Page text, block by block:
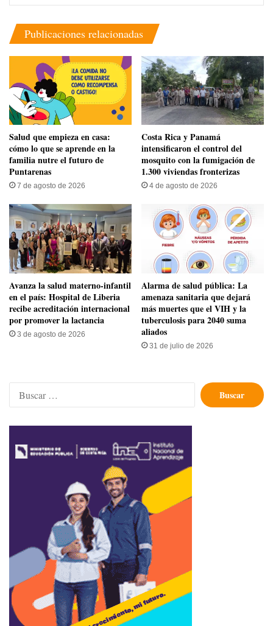
Publicaciones relacionadas
Salud que empieza en casa:
cómo lo que se aprende en la
familia nutre el futuro de
Puntarenas
7 de agosto de 2026
Costa Rica y Panamá
intensificaron el control del
mosquito con la fumigación de
1.300 viviendas fronterizas
4 de agosto de 2026
Avanza la salud materno-infantil
en el país: Hospital de Liberia
recibe acreditación internacional
por promover la lactancia
3 de agosto de 2026
​Alarma de salud pública: La
amenaza sanitaria que dejará
más muertes que el VIH y la
tuberculosis para 2040 suma
aliados
31 de julio de 2026
Buscar: